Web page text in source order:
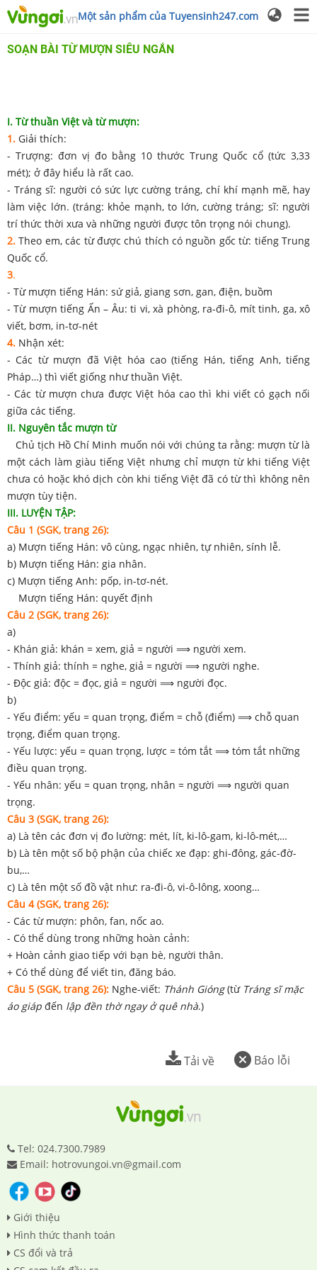
Một sản phẩm của Tuyensinh247.com
SOẠN BÀI TỪ MƯỢN SIÊU NGẮN
I. Từ thuần Việt và từ mượn:
1. Giải thích:
- Trượng: đơn vị đo bằng 10 thước Trung Quốc cổ (tức 3,33
mét); ở đây hiểu là rất cao.
- Tráng sĩ: người có sức lực cường tráng, chí khí mạnh mẽ, hay
làm việc lớn. (tráng: khỏe mạnh, to lớn, cường tráng; sĩ: người
trí thức thời xưa và những người được tôn trọng nói chung).
2. Theo em, các từ được chú thích có nguồn gốc từ: tiếng Trung
Quốc cổ.
3.
- Từ mượn tiếng Hán: sứ giả, giang sơn, gan, điện, buồm
- Từ mượn tiếng Ấn – Âu: ti vi, xà phòng, ra-đi-ô, mít tinh, ga, xô
viết, bơm, in-tơ-nét
4. Nhận xét:
- Các từ mượn đã Việt hóa cao (tiếng Hán, tiếng Anh, tiếng
Pháp…) thì viết giống như thuần Việt.
- Các từ mượn chưa được Việt hóa cao thì khi viết có gạch nối
giữa các tiếng.
II. Nguyên tắc mượn từ
Chủ tịch Hồ Chí Minh muốn nói với chúng ta rằng: mượn từ là
một cách làm giàu tiếng Việt nhưng chỉ mượn từ khi tiếng Việt
chưa có hoặc khó dịch còn khi tiếng Việt đã có từ thì không nên
mượn tùy tiện.
III. LUYỆN TẬP:
Câu 1 (SGK, trang 26):
a) Mượn tiếng Hán: vô cùng, ngạc nhiên, tự nhiên, sính lễ.
b) Mượn tiếng Hán: gia nhân.
c) Mượn tiếng Anh: pốp, in-tơ-nét.
Mượn tiếng Hán: quyết định
Câu 2 (SGK, trang 26):
a)
- Khán giả: khán = xem, giả = người ⟹ người xem.
- Thính giả: thính = nghe, giả = người ⟹ người nghe.
- Độc giả: độc = đọc, giả = người ⟹ người đọc.
b)
- Yếu điểm: yếu = quan trọng, điểm = chỗ (điểm) ⟹ chỗ quan
trọng, điểm quan trọng.
- Yếu lược: yếu = quan trọng, lược = tóm tắt ⟹ tóm tắt những
điều quan trọng.
- Yếu nhân: yếu = quan trọng, nhân = người ⟹ người quan
trọng.
Câu 3 (SGK, trang 26):
a) Là tên các đơn vị đo lường: mét, lít, ki-lô-gam, ki-lô-mét,…
b) Là tên một số bộ phận của chiếc xe đạp: ghi-đông, gác-đờ-
bu,…
c) Là tên một số đồ vật như: ra-đi-ô, vi-ô-lông, xoong…
Câu 4 (SGK, trang 26):
- Các từ mượn: phôn, fan, nốc ao.
- Có thể dùng trong những hoàn cảnh:
+ Hoàn cảnh giao tiếp với bạn bè, người thân.
+ Có thể dùng để viết tin, đăng báo.
Câu 5 (SGK, trang 26): Nghe-viết: Thánh Gióng(từ Tráng sĩ mặc
áo giáp đến lập đền thờ ngay ở quê nhà.)
Báo lỗi
Tải về
Tel: 024.7300.7989
Email: hotrovungoi.vn@gmail.com
Giới thiệu
Hình thức thanh toán
CS đổi và trả